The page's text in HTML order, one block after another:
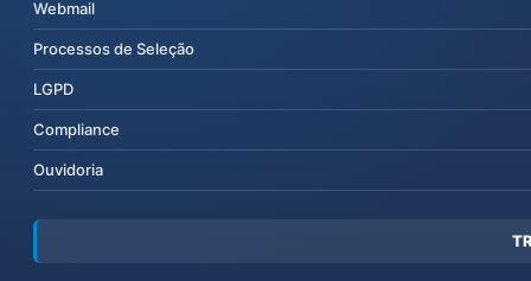
Webmail
Processos de Seleção
LGPD
Compliance
Ouvidoria